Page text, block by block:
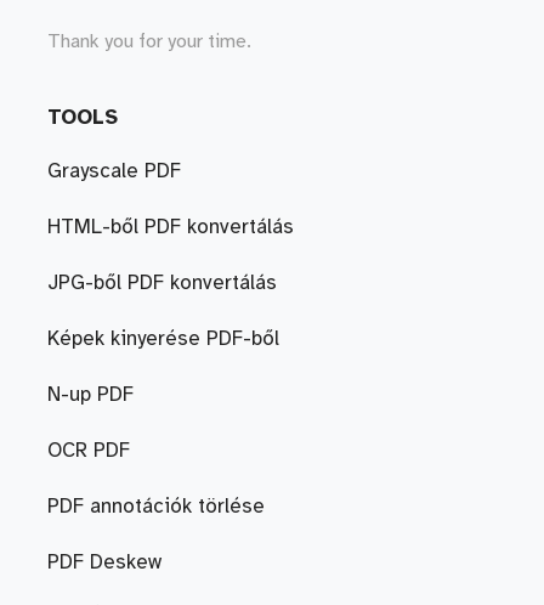
Thank you for your time.
TOOLS
Grayscale PDF
HTML-ből PDF konvertálás
JPG-ből PDF konvertálás
Képek kinyerése PDF-ből
N-up PDF
OCR PDF
PDF annotációk törlése
PDF Deskew